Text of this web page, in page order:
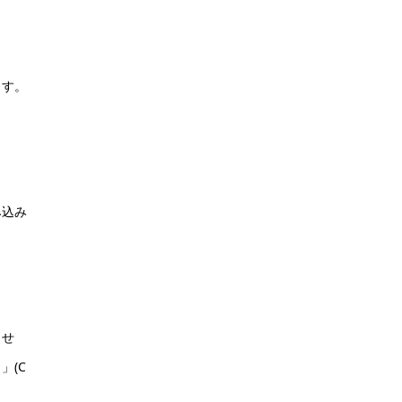
。
み
(C